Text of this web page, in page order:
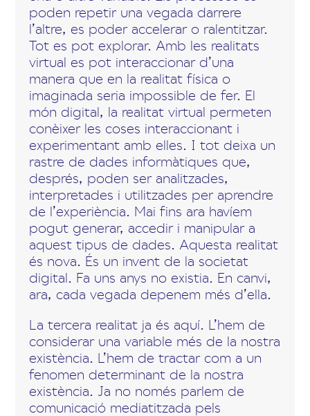
poden repetir una vegada darrere
l’altre, es poder accelerar o ralentitzar.
Tot es pot explorar. Amb les realitats
virtual es pot interaccionar d’una
manera que en la realitat física o
imaginada seria impossible de fer. El
món digital, la realitat virtual permeten
conèixer les coses interaccionant i
experimentant amb elles. I tot deixa un
rastre de dades informàtiques que,
després, poden ser analitzades,
interpretades i utilitzades per aprendre
de l’experiència. Mai fins ara havíem
pogut generar, accedir i manipular a
aquest tipus de dades. Aquesta realitat
és nova. És un invent de la societat
digital. Fa uns anys no existia. En canvi,
ara, cada vegada depenem més d’ella.
La tercera realitat ja és aquí. L’hem de
considerar una variable més de la nostra
existència. L’hem de tractar com a un
fenomen determinant de la nostra
existència. Ja no només parlem de
comunicació mediatitzada pels